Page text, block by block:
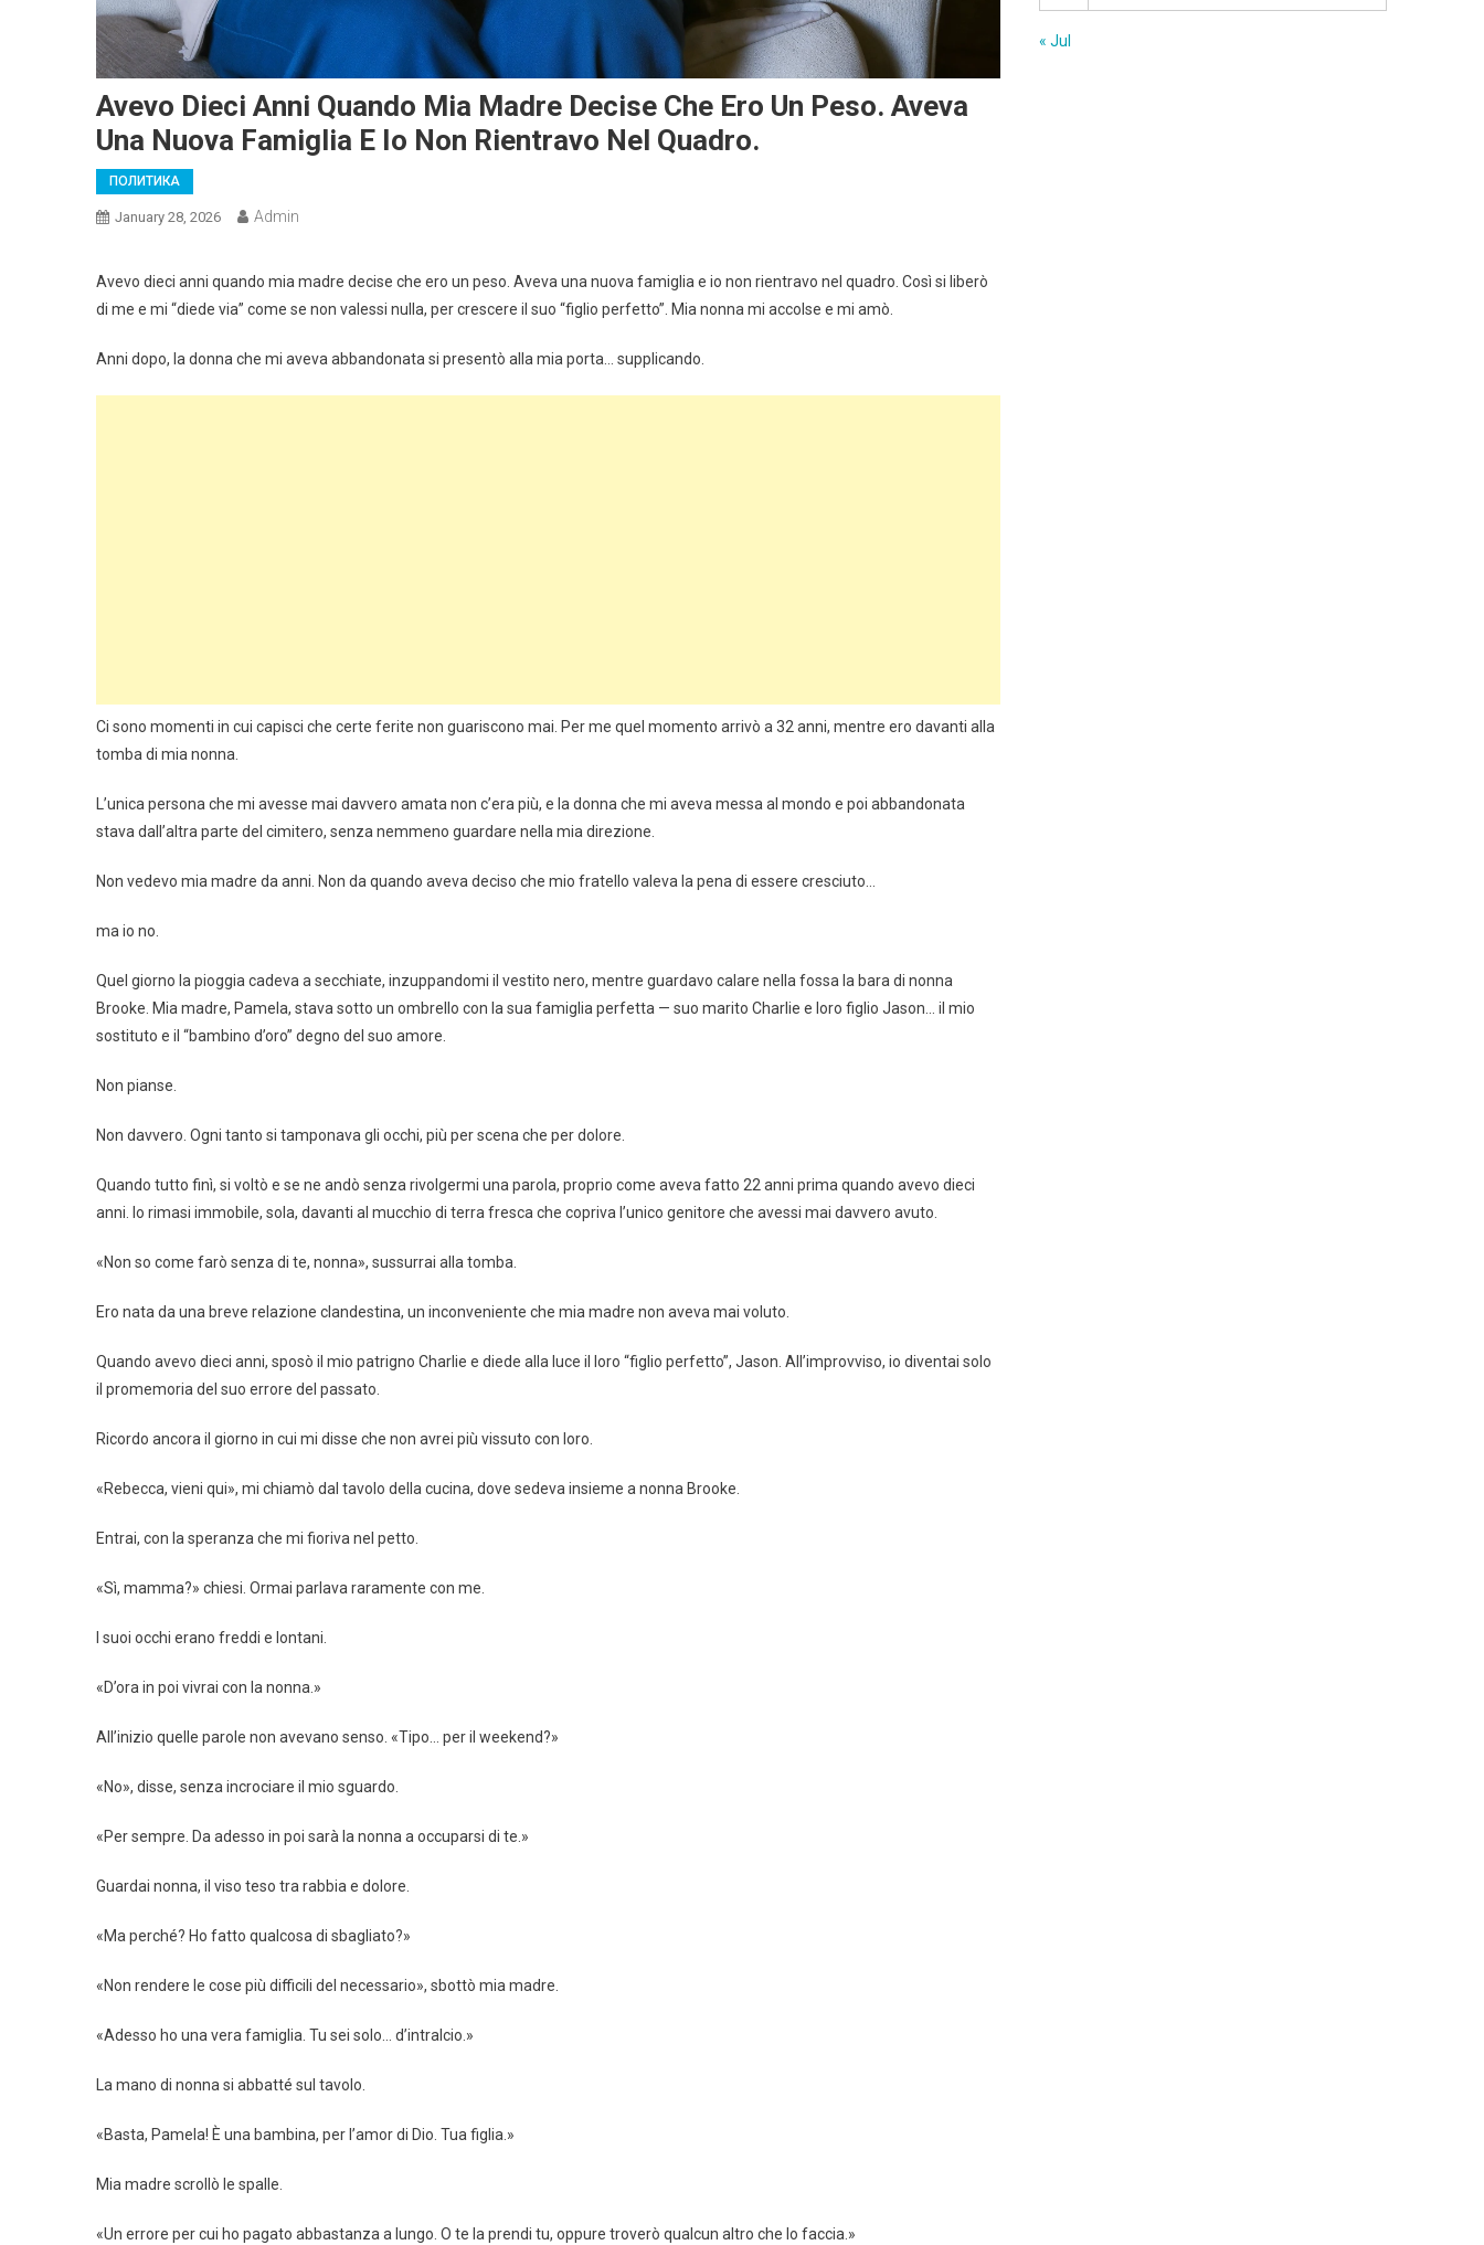
Avevo Dieci Anni Quando Mia Madre Decise Che Ero Un Peso. Aveva
Una Nuova Famiglia E Io Non Rientravo Nel Quadro.
ПОЛИТИКА
January 28, 2026 Admin
Avevo dieci anni quando mia madre decise che ero un peso. Aveva una nuova famiglia e io non rientravo nel quadro. Così si liberò
di me e mi “diede via” come se non valessi nulla, per crescere il suo “figlio perfetto”. Mia nonna mi accolse e mi amò.
Anni dopo, la donna che mi aveva abbandonata si presentò alla mia porta… supplicando.
Ci sono momenti in cui capisci che certe ferite non guariscono mai. Per me quel momento arrivò a 32 anni, mentre ero davanti alla
tomba di mia nonna.
L’unica persona che mi avesse mai davvero amata non c’era più, e la donna che mi aveva messa al mondo e poi abbandonata
stava dall’altra parte del cimitero, senza nemmeno guardare nella mia direzione.
Non vedevo mia madre da anni. Non da quando aveva deciso che mio fratello valeva la pena di essere cresciuto…
ma io no.
Quel giorno la pioggia cadeva a secchiate, inzuppandomi il vestito nero, mentre guardavo calare nella fossa la bara di nonna
Brooke. Mia madre, Pamela, stava sotto un ombrello con la sua famiglia perfetta — suo marito Charlie e loro figlio Jason… il mio
sostituto e il “bambino d’oro” degno del suo amore.
Non pianse.
Non davvero. Ogni tanto si tamponava gli occhi, più per scena che per dolore.
Quando tutto finì, si voltò e se ne andò senza rivolgermi una parola, proprio come aveva fatto 22 anni prima quando avevo dieci
anni. Io rimasi immobile, sola, davanti al mucchio di terra fresca che copriva l’unico genitore che avessi mai davvero avuto.
«Non so come farò senza di te, nonna», sussurrai alla tomba.
Ero nata da una breve relazione clandestina, un inconveniente che mia madre non aveva mai voluto.
Quando avevo dieci anni, sposò il mio patrigno Charlie e diede alla luce il loro “figlio perfetto”, Jason. All’improvviso, io diventai solo
il promemoria del suo errore del passato.
Ricordo ancora il giorno in cui mi disse che non avrei più vissuto con loro.
«Rebecca, vieni qui», mi chiamò dal tavolo della cucina, dove sedeva insieme a nonna Brooke.
Entrai, con la speranza che mi fioriva nel petto.
«Sì, mamma?» chiesi. Ormai parlava raramente con me.
I suoi occhi erano freddi e lontani.
«D’ora in poi vivrai con la nonna.»
All’inizio quelle parole non avevano senso. «Tipo… per il weekend?»
«No», disse, senza incrociare il mio sguardo.
«Per sempre. Da adesso in poi sarà la nonna a occuparsi di te.»
Guardai nonna, il viso teso tra rabbia e dolore.
«Ma perché? Ho fatto qualcosa di sbagliato?»
«Non rendere le cose più difficili del necessario», sbottò mia madre.
«Adesso ho una vera famiglia. Tu sei solo… d’intralcio.»
La mano di nonna si abbatté sul tavolo.
«Basta, Pamela! È una bambina, per l’amor di Dio. Tua figlia.»
Mia madre scrollò le spalle.
«Un errore per cui ho pagato abbastanza a lungo. O te la prendi tu, oppure troverò qualcun altro che lo faccia.»
« Jul